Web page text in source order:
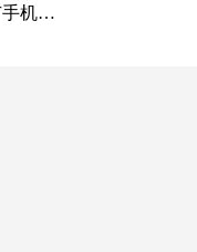
手机…